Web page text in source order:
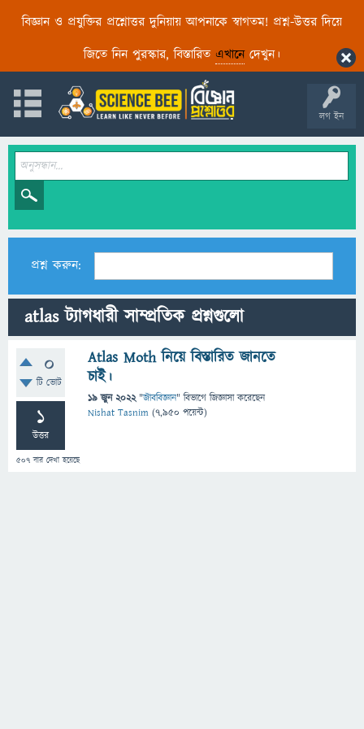
বিজ্ঞান ও প্রযুক্তির প্রশ্নোত্তর দুনিয়ায় আপনাকে স্বাগতম! প্রশ্ন-উত্তর দিয়ে
জিতে নিন পুরস্কার, বিস্তারিত এখানেদেখুন।
লগ ইন
প্রশ্ন করুন:
atlas ট্যাগধারী সাম্প্রতিক প্রশ্নগুলো
0
টি ভোট
1
উত্তর
507 বার দেখা হয়েছে
Atlas Moth নিয়ে বিস্তারিত জানতে
চাই।
19 জুন 2022 "জীববিজ্ঞান" বিভাগে জিজ্ঞাসাকরেছেন
Nishat Tasnim (7,950 পয়েন্ট)